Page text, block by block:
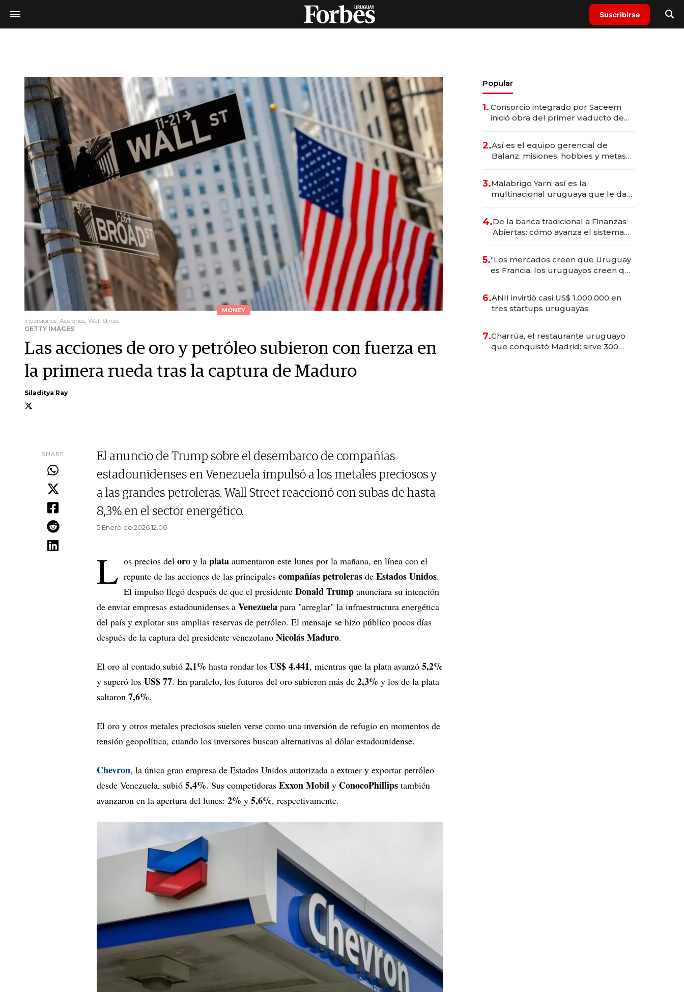
Suscribirse
MONEY
Inversiones, Acciones, Wall Street
GETTY IMAGES
Las acciones de oro y petróleo subieron con fuerza en
la primera rueda tras la captura de Maduro
Siladitya Ray
SHARE
El anuncio de Trump sobre el desembarco de compañías
estadounidenses en Venezuela impulsó a los metales preciosos y
a las grandes petroleras. Wall Street reaccionó con subas de hasta
8,3% en el sector energético.
5 Enero de 2026 12.06
L os precios del oro y la plata aumentaron este lunes por la mañana, en línea con el
repunte de las acciones de las principales compañías petroleras de Estados Unidos.
El impulso llegó después de que el presidente Donald Trump anunciara su intención
de enviar empresas estadounidenses a Venezuela para "arreglar" la infraestructura energética
del país y explotar sus amplias reservas de petróleo. El mensaje se hizo público pocos días
después de la captura del presidente venezolano Nicolás Maduro.
El oro al contado subió 2,1% hasta rondar los US$ 4.441, mientras que la plata avanzó 5,2%
y superó los US$ 77. En paralelo, los futuros del oro subieron más de 2,3% y los de la plata
saltaron 7,6%.
El oro y otros metales preciosos suelen verse como una inversión de refugio en momentos de
tensión geopolítica, cuando los inversores buscan alternativas al dólar estadounidense.
Chevron, la única gran empresa de Estados Unidos autorizada a extraer y exportar petróleo
desde Venezuela, subió 5,4%. Sus competidoras Exxon Mobil y ConocoPhillips también
avanzaron en la apertura del lunes: 2% y 5,6%, respectivamente.
Popular
1. Consorcio integrado por Saceem
inició obra del primer viaducto de
millones
2.Así es el equipo gerencial de
Balanz: misiones, hobbies y metas
3.Malabrigo Yarn: así es la
multinacional uruguaya que le da
4.De la banca tradicional a Finanzas
Abiertas: cómo avanza el sistema
5.“Los mercados creen que Uruguay
es Francia; los uruguayos creen que
presidente del BCU al
conservadurismo financiero
6.ANII invirtió casi US$ 1.000.000 en
tres startups uruguayas
7.Charrúa, el restaurante uruguayo
que conquistó Madrid: sirve 300